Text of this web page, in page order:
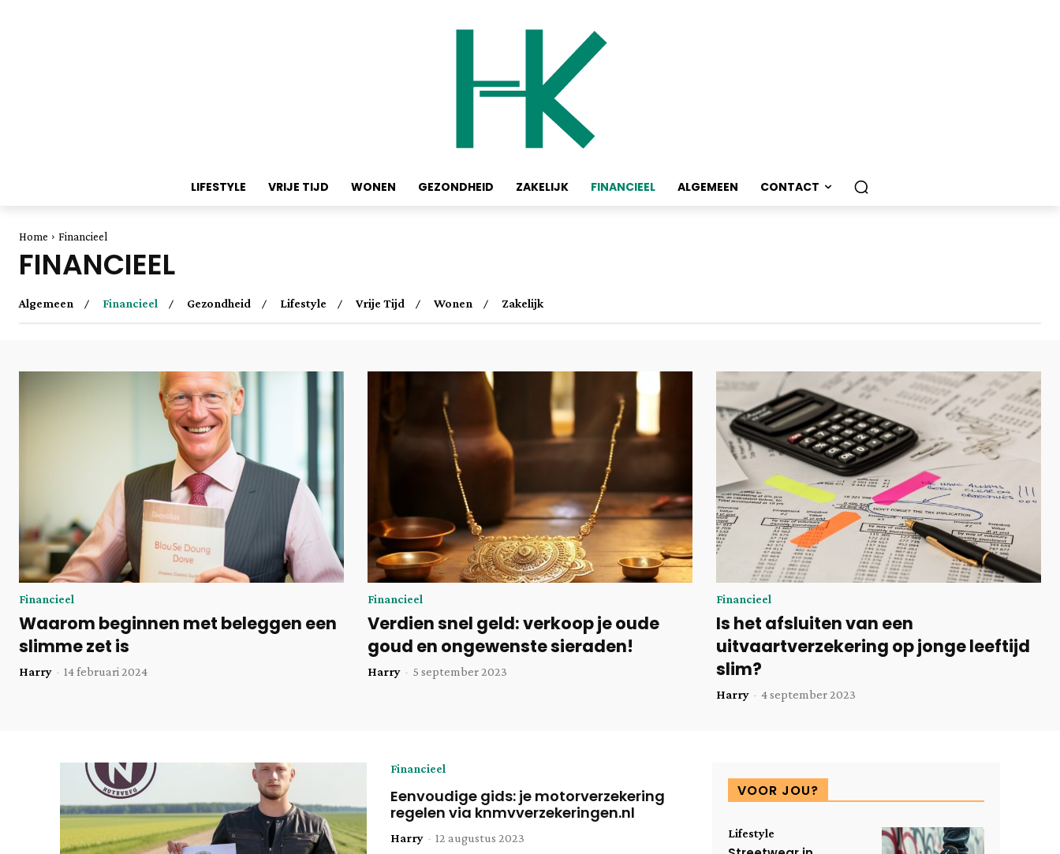
LIFESTYLE VRIJE TIJD WONEN GEZONDHEID ZAKELIJK FINANCIEEL ALGEMEEN CONTACT
Home Financieel
FINANCIEEL
Algemeen Financieel Gezondheid Lifestyle Vrije Tijd Wonen Zakelijk
Financieel
Waarom beginnen met beleggen een
slimme zet is
Harry - 14 februari 2024
Financieel
Verdien snel geld: verkoop je oude
goud en ongewenste sieraden!
Harry - 5 september 2023
Financieel
Is het afsluiten van een
uitvaartverzekering op jonge leeftijd
slim?
Harry - 4 september 2023
Financieel
Eenvoudige gids: je motorverzekering
regelen via knmvverzekeringen.nl
Harry - 12 augustus 2023
VOOR JOU?
Lifestyle